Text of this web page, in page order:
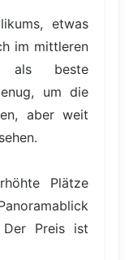
etwas
im mittleren
als beste
um die
aber weit
Plätze
Preis ist